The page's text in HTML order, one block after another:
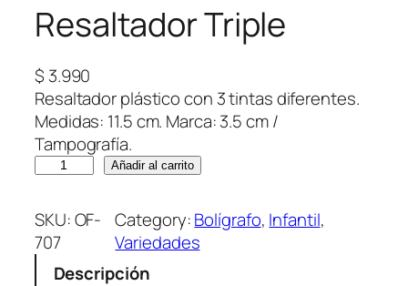
Resaltador Triple
$ 3.990
Resaltador plástico con 3 tintas diferentes.
Medidas: 11.5 cm. Marca: 3.5 cm /
Tampografía.
s
a
l
Añadir al carrito
SKU:OF-
707
Category:Bolígrafo, Infantil
Variedades
Descripción